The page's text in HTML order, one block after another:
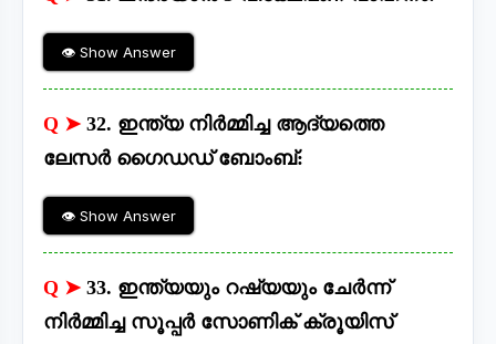
👁 Show Answer
Q ➤ 32. ഇന്ത്യ നിർമ്മിച്ച ആദ്യത്തെ
ലേസർ ഗൈഡഡ് ബോംബ്:
👁 Show Answer
Q ➤ 33. ഇന്ത്യയും റഷ്യയും ചേർന്ന്
നിർമ്മിച്ച സൂപ്പർ സോണിക് ക്രൂയിസ്